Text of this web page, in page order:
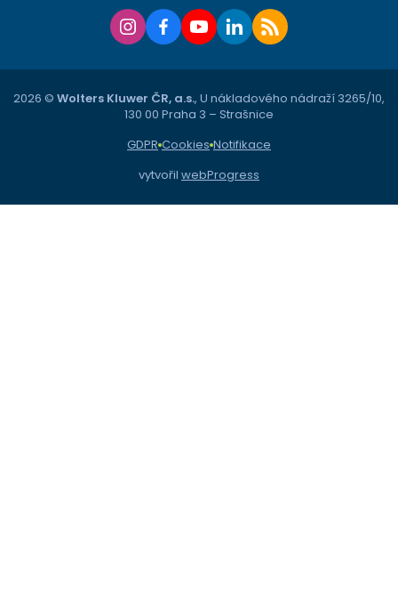
2026 © Wolters Kluwer ČR, a.s., U nákladového nádraží 3265/10,
130 00 Praha 3 – Strašnice
GDPR Cookies Notifikace
vytvořil webProgress